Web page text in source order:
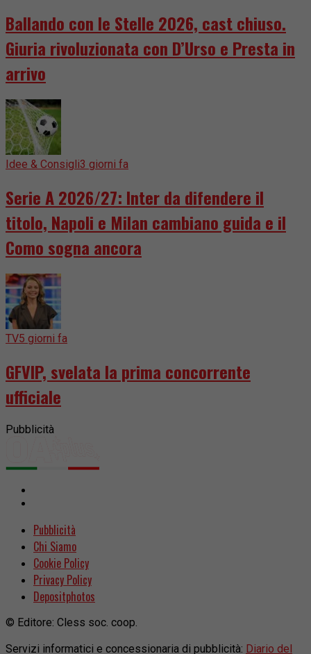
Ballando con le Stelle 2026, cast chiuso.
Giuria rivoluzionata con D’Urso e Presta in
arrivo
Idee & Consigli3 giorni fa
Serie A 2026/27: Inter da difendere il
titolo, Napoli e Milan cambiano guida e il
Como sogna ancora
TV5 giorni fa
GFVIP, svelata la prima concorrente
ufficiale
Pubblicità
Pubblicità
Chi Siamo
Cookie Policy
Privacy Policy
Depositphotos
© Editore: Cless soc. coop.
Servizi informatici e concessionaria di pubblicità: Diario del